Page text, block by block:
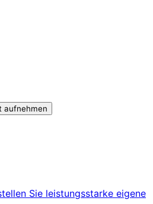
aufnehmen
Sie leistungsstarke eigene